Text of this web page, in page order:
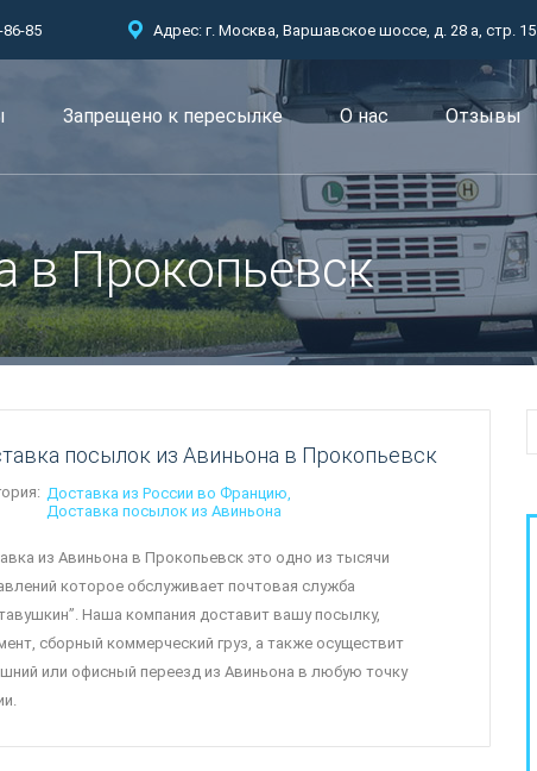
86-85 Адрес: г. Москва, Варшавское шоссе, д. 28 а, стр. 15
Запрещено к пересылкe О нас Отзывы
в Прокопьевск
посылок из Авиньона в Прокопьевск
Доставка из России во Францию
Доставка посылок из Авиньона
из Авиньона в Прокопьевск это одно из тысячи
которое обслуживает почтовая служба
Наша компания доставит вашу посылку,
сборный коммерческий груз, а также осуществит
или офисный переезд из Авиньона в любую точку